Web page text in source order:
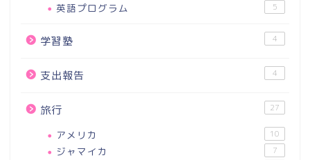
英語プログラム 5
学習塾 4
支出報告 4
旅行 27
アメリカ 10
ジャマイカ 7